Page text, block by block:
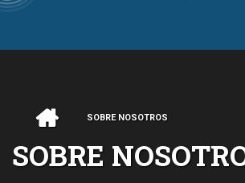
RUTA
DE
SOBRE NOSOTROS
SOBRE